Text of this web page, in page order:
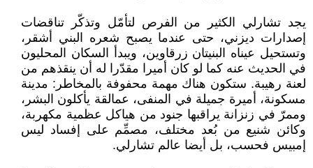
يجد تشارلي الكثير من الفرص لتأمّل وتذكّر تناقضات
إصدارات ديزني، حتى عندما يصبح شعره البني أشقر،
وتستحيل عيناه البنيتان زرقاوين، ويبدأ السكان المحليون
في الحديث عنه كما لو كان أميرا مقدّرا له أن ينقذهم من
لعنة رهيبة. ستكون هناك مهمة محفوفة بالمخاطر: مدينة
مسكونة، أميرة جميلة في المنفى، عمالقة يأكلون البشر،
وممرّ في زنزانة يراقبها جنود من هياكل عظمية مكهربة،
وكائن شنيع من بُعد مختلف، مصمِّم على إفساد ليس
إمبيس فحسب، بل أيضا عالم تشارلي.